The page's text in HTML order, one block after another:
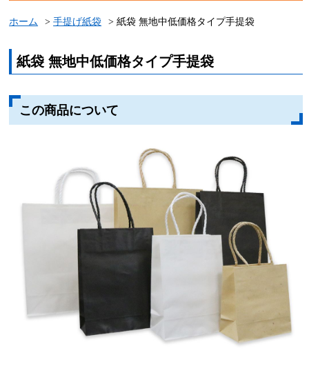
ホーム 手提げ紙袋 紙袋 無地中低価格タイプ手提袋
紙袋 無地中低価格タイプ手提袋
この商品について